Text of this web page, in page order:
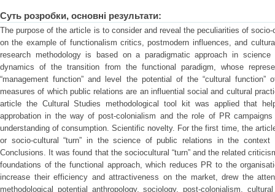
Суть розробки, основні результати:
The purpose of the article is to consider and reveal the peculiarities of socio-
on the example of functionalism critics, postmodern influences, and
research methodology is based on a paradigmatic approach in
dynamics of the transition from the functional paradigm, whose
“management function” and level the potential of the “cultural
measures of which public relations are an influential social and cultural
article the Cultural Studies methodological tool kit was applied that
approbation in the way of post-colonialism and the role of PR
understanding of consumption. Scientific novelty. For the first time, the
or socio-cultural “turn” in the science of public relations in the
Conclusions. It was found that the sociocultural “turn” and the related
foundations of the functional approach, which reduces PR to the
increase their efficiency and attractiveness on the market, drew the
methodological potential anthropology, sociology, post-colonialism,